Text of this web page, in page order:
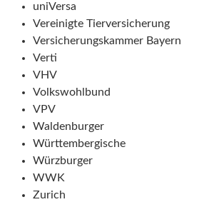
uniVersa
Vereinigte Tierversicherung
Versicherungskammer Bayern
Verti
VHV
Volkswohlbund
VPV
Waldenburger
Württembergische
Würzburger
WWK
Zurich